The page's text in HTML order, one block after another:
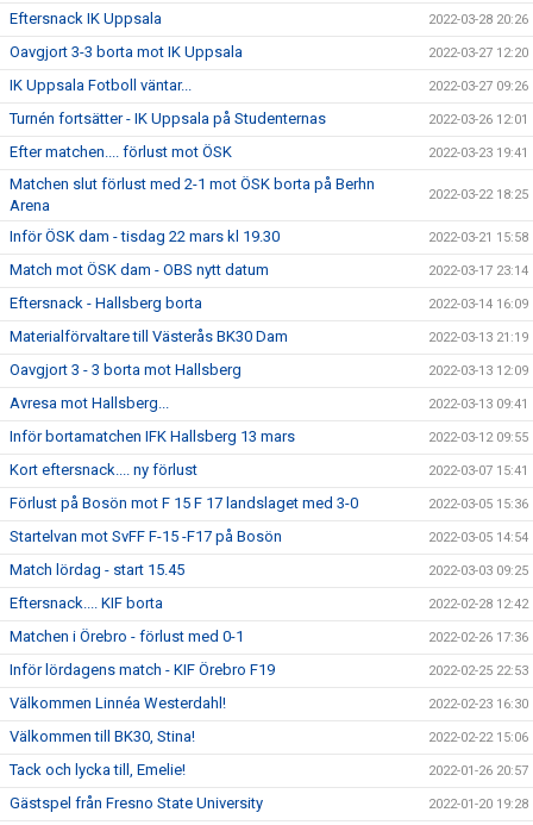
Eftersnack IK Uppsala 2022-03-28 20:26
Oavgjort 3-3 borta mot IK Uppsala 2022-03-27 12:20
IK Uppsala Fotboll väntar... 2022-03-27 09:26
Turnén fortsätter - IK Uppsala på Studenternas 2022-03-26 12:01
Efter matchen.... förlust mot ÖSK 2022-03-23 19:41
Matchen slut förlust med 2-1 mot ÖSK borta på Berhn
Arena
2022-03-22 18:25
Inför ÖSK dam - tisdag 22 mars kl 19.30 2022-03-21 15:58
Match mot ÖSK dam - OBS nytt datum 2022-03-17 23:14
Eftersnack - Hallsberg borta 2022-03-14 16:09
Materialförvaltare till Västerås BK30 Dam 2022-03-13 21:19
Oavgjort 3 - 3 borta mot Hallsberg 2022-03-13 12:09
Avresa mot Hallsberg... 2022-03-13 09:41
Inför bortamatchen IFK Hallsberg 13 mars 2022-03-12 09:55
Kort eftersnack.... ny förlust 2022-03-07 15:41
Förlust på Bosön mot F 15 F 17 landslaget med 3-0 2022-03-05 15:36
Startelvan mot SvFF F-15 -F17 på Bosön 2022-03-05 14:54
Match lördag - start 15.45 2022-03-03 09:25
Eftersnack.... KIF borta 2022-02-28 12:42
Matchen i Örebro - förlust med 0-1 2022-02-26 17:36
Inför lördagens match - KIF Örebro F19 2022-02-25 22:53
Välkommen Linnéa Westerdahl! 2022-02-23 16:30
Välkommen till BK30, Stina! 2022-02-22 15:06
Tack och lycka till, Emelie! 2022-01-26 20:57
Gästspel från Fresno State University 2022-01-20 19:28